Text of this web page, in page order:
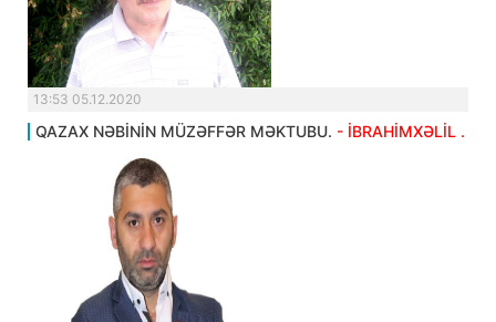
13:53 05.12.2020
QAZAX NƏBİNİN MÜZƏFFƏR MƏKTUBU. - İBRAHİMXƏLİL .